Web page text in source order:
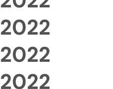
2022
2022
2022